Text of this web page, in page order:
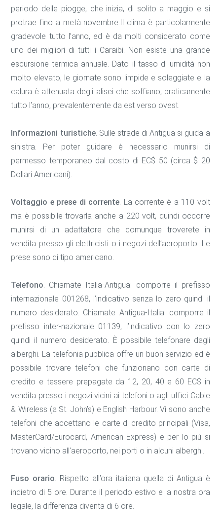
periodo delle piogge, che inizia, di solito a maggio e si
protrae fino a metà novembre.Il clima è particolarmente
gradevole tutto l’anno, ed è da molti considerato come
uno dei migliori di tutti i Caraibi. Non esiste una grande
escursione termica annuale. Dato il tasso di umidità non
molto elevato, le giornate sono limpide e soleggiate e la
calura è attenuata degli alisei che soffiano, praticamente
tutto l’anno, prevalentemente da est verso ovest.
Informazioni turistiche. Sulle strade di Antigua si guida a
sinistra. Per poter guidare è necessario munirsi di
permesso temporaneo dal costo di EC$ 50 (circa $ 20
Dollari Americani).
Voltaggio e prese di corrente. La corrente è a 110 volt
ma è possibile trovarla anche a 220 volt, quindi occorre
munirsi di un adattatore che comunque troverete in
vendita presso gli elettricisti o i negozi dell’aeroporto. Le
prese sono di tipo americano.
Telefono. Chiamate Italia-Antigua: comporre il prefisso
internazionale 001268, l’indicativo senza lo zero quindi il
numero desiderato. Chiamate Antigua-Italia: comporre il
prefisso inter-nazionale 01139, l’indicativo con lo zero
quindi il numero desiderato. È possibile telefonare dagli
alberghi. La telefonia pubblica offre un buon servizio ed è
possibile trovare telefoni che funzionano con carte di
credito e tessere prepagate da 12, 20, 40 e 60 EC$ in
vendita presso i negozi vicini ai telefoni o agli uffici Cable
& Wireless (a St. John’s) e English Harbour. Vi sono anche
telefoni che accettano le carte di credito principali (Visa,
MasterCard/Eurocard, American Express) e per lo più si
trovano vicino all’aeroporto, nei porti o in alcuni alberghi.
Fuso orario. Rispetto all’ora italiana quella di Antigua è
indietro di 5 ore. Durante il periodo estivo e la nostra ora
legale, la differenza diventa di 6 ore.